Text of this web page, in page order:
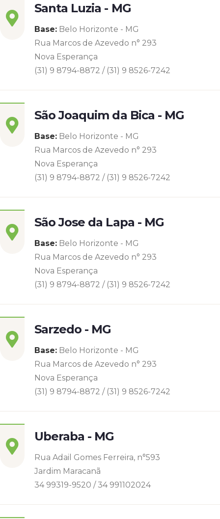
Santa Luzia - MG
Base: Belo Horizonte - MG
Rua Marcos de Azevedo n° 293
Nova Esperança
(31) 9 8794-8872 / (31) 9 8526-7242
São Joaquim da Bica - MG
Base: Belo Horizonte - MG
Rua Marcos de Azevedo n° 293
Nova Esperança
(31) 9 8794-8872 / (31) 9 8526-7242
São Jose da Lapa - MG
Base: Belo Horizonte - MG
Rua Marcos de Azevedo n° 293
Nova Esperança
(31) 9 8794-8872 / (31) 9 8526-7242
Sarzedo - MG
Base: Belo Horizonte - MG
Rua Marcos de Azevedo n° 293
Nova Esperança
(31) 9 8794-8872 / (31) 9 8526-7242
Uberaba - MG
Rua Adail Gomes Ferreira, n°593
Jardim Maracanã
34 99319-9520 / 34 991102024